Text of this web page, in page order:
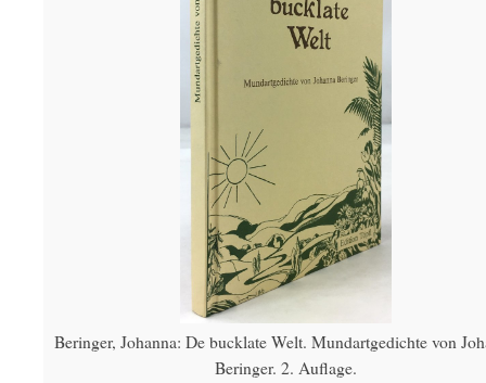
Beringer, Johanna: De bucklate Welt. Mundartgedichte von
Beringer. 2. Auflage.